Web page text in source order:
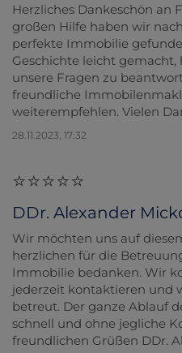
Herzliches Dankeschön an
großen Hilfe haben wir
perfekte Immobilie
Geschichte leicht
unsere Fragen zu
freundliche
weiterempfehlen. Vielen
28.11.2023, 17:32
DDr. Alexander
Wir möchten uns auf
herzlichen für die
Immobilie bedanken. Wir
jederzeit kontaktieren und
betreut. Der ganze Ablauf
schnell und ohne jegliche
freundlichen Grüßen DDr.